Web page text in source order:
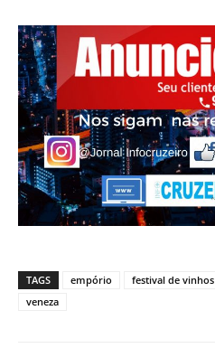
TAGS empório festival de vinhos
veneza